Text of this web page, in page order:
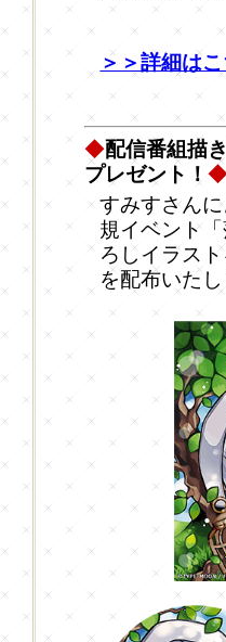
＞＞詳細は
◆配信番組描
プレゼント！
すみすさん
規イベント
ろしイラス
を配布いた